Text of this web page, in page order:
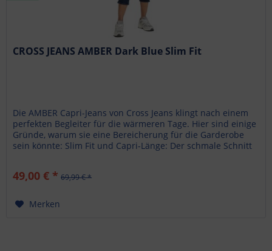
CROSS JEANS AMBER Dark Blue Slim Fit
Die AMBER Capri-Jeans von Cross Jeans klingt nach einem
perfekten Begleiter für die wärmeren Tage. Hier sind einige
Gründe, warum sie eine Bereicherung für die Garderobe
sein könnte: Slim Fit und Capri-Länge: Der schmale Schnitt
49,00 € * 69,99 € *
Merken